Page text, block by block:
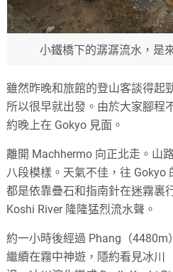
小鐵橋下的潺潺流水，是
雖然昨晚和旅館的登山客談得起
所以很早就出發。由於大家腳程
約晚上在 Gokyo 見面。
離開 Machhermo 向正北走。山
八段模樣。天氣不佳，往 Gokyo
都是依靠疊石和指南針在迷霧裏
Koshi River 隆隆猛烈流水聲。
約一小時後經過 Phang（4480m
繼續在霧中神遊，隱約看見冰川